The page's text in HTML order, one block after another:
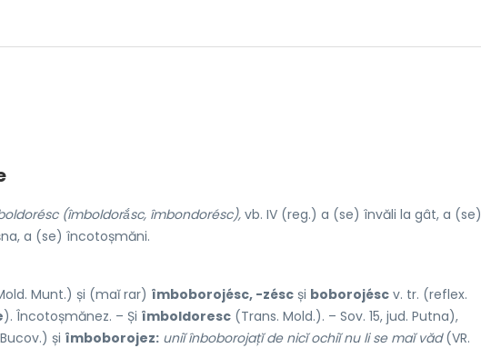
(îmboldorắsc, îmbondorésc), vb. IV (reg.) a (se) învăli la gât, a (se)
a (se) încotoșmăni.
Munt.) și (maĭ rar) îmboborojésc, -zésc și boborojésc v. tr. (reflex.
). Încotoșmănez. – Și îmboldoresc (Trans. Mold.). – Sov. 15, jud. Putna),
și îmboborojez: uniĭ înboborojațĭ de nicĭ ochiĭ nu li se maĭ văd(VR.